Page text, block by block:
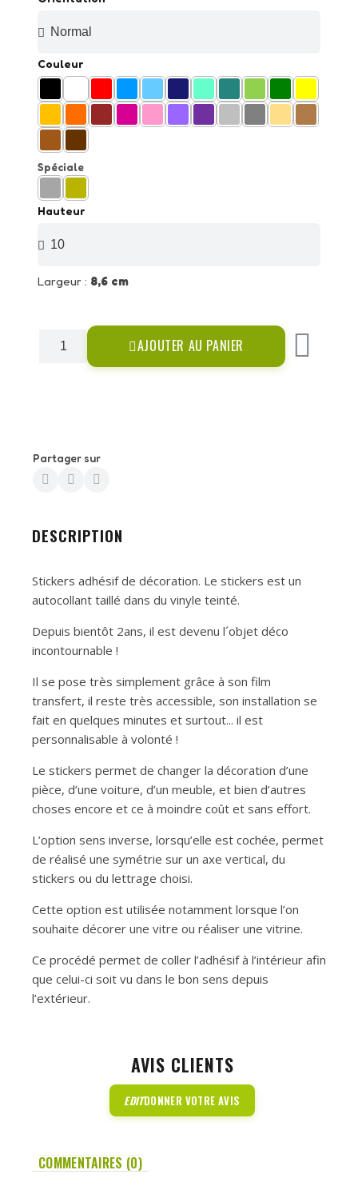
Couleur
Spéciale
Hauteur
Largeur : 8,6 cm
AJOUTER AU PANIER
Partager sur
DESCRIPTION
Stickers adhésif de décoration. Le stickers est un
autocollant taillé dans du vinyle teinté.
Depuis bientôt 2ans, il est devenu l´objet déco
incontournable !
Il se pose très simplement grâce à son film
transfert, il reste très accessible, son installation se
fait en quelques minutes et surtout... il est
personnalisable à volonté !
Le stickers permet de changer la décoration d’une
pièce, d’une voiture, d’un meuble, et bien d’autres
choses encore et ce à moindre coût et sans effort.
L’option sens inverse, lorsqu’elle est cochée, permet
de réalisé une symétrie sur un axe vertical, du
stickers ou du lettrage choisi.
Cette option est utilisée notamment lorsque l’on
souhaite décorer une vitre ou réaliser une vitrine.
Ce procédé permet de coller l’adhésif à l’intérieur afin
que celui-ci soit vu dans le bon sens depuis
l’extérieur.
AVIS CLIENTS
EDITDONNER VOTRE AVIS
COMMENTAIRES (0)